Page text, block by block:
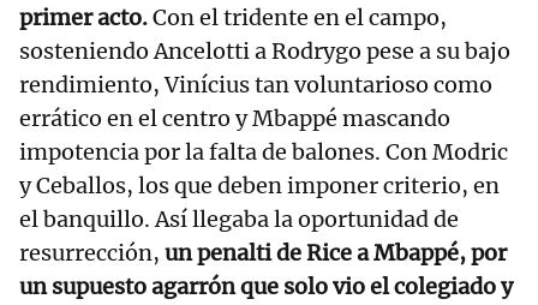
primer acto.Con el tridente en el campo,
sosteniendo Ancelotti a Rodrygo pese a su bajo
rendimiento, Vinícius tan voluntarioso como
errático en el centro y Mbappé mascando
impotencia por la falta de balones. Con Modric
y Ceballos, los que deben imponer criterio, en
el banquillo. Así llegaba la oportunidad de
resurrección, un penalti de Rice a Mbappé, por
un supuesto agarrón que solo vio el colegiado y